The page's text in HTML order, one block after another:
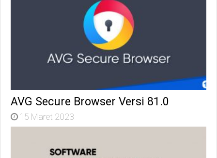
AVG Secure Browser Versi 81.0
15 Maret 2023